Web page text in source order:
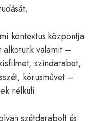
kontextus központja
valamit –
színdarabot,
kórusművet –
nélküli.
szétdarabolt és